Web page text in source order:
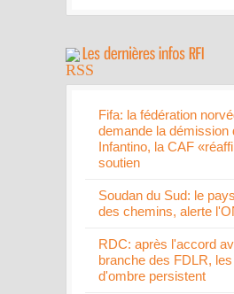
Fifa: la fédération
demande la démission
Infantino, la CAF
soutien
Soudan du Sud: le
des chemins, alerte
RDC: après l'accord
branche des FDLR,
d'ombre persistent